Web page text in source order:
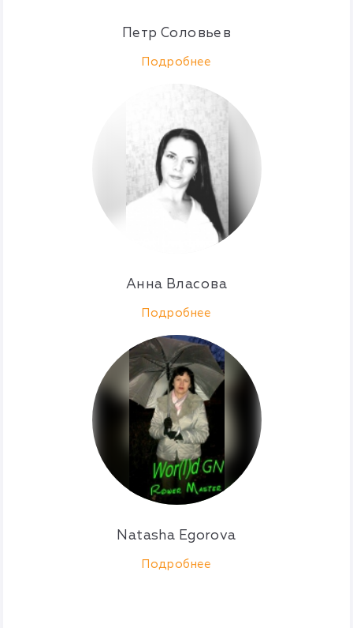
Петр Соловьев
Подробнее
Анна Власова
Подробнее
Natasha Egorova
Подробнее